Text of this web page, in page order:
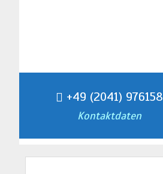
+49 (2041) 976158
Kontaktdaten